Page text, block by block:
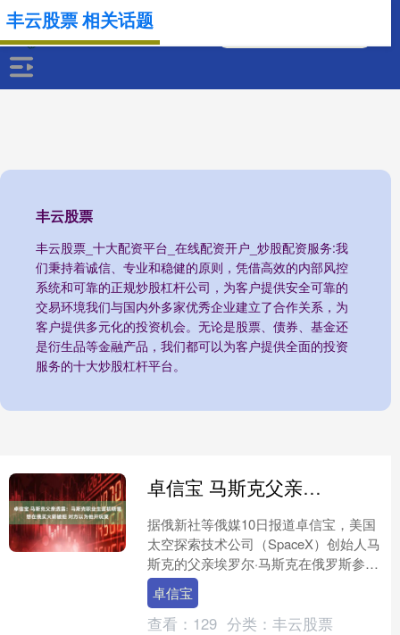
丰云股票
丰云股票_十大配资平台_在线配资开户_炒股配资服务:我
们秉持着诚信、专业和稳健的原则，凭借高效的内部风控
系统和可靠的正规炒股杠杆公司，为客户提供安全可靠的
交易环境我们与国内外多家优秀企业建立了合作关系，为
客户提供多元化的投资机会。无论是股票、债券、基金还
是衍生品等金融产品，我们都可以为客户提供全面的投资
服务的十大炒股杠杆平台。
丰云股票 相关话题
卓信宝 马斯克父亲透露：马斯克职业生涯初期曾想在俄买火箭被拒 对方以为他开玩笑
据俄新社等俄媒10日报道卓信宝，美国
太空探索技术公司（SpaceX）创始人马
斯克的父亲埃罗尔·马斯克在俄罗斯参加
一场活动时称，马斯克在职业生涯初期
曾尝试在俄罗斯....
卓信宝
查看： 129 分类： 丰云股票